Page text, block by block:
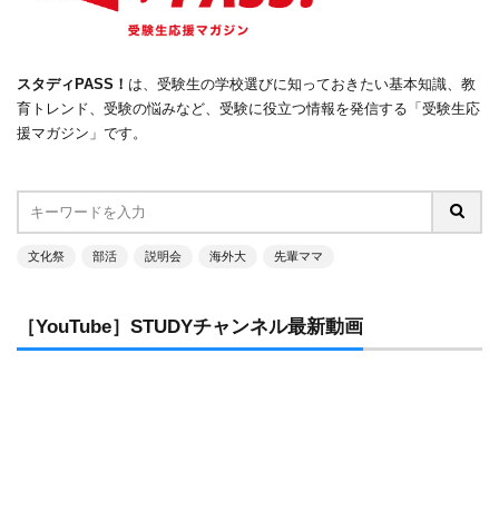
スタディPASS！ は、受験生の学校選びに知っておきたい基本知識、教
育トレンド、受験の悩みなど、受験に役立つ情報を発信する「受験生応
援マガジン」です。
文化祭 部活 説明会 海外大 先輩ママ
［YouTube］STUDYチャンネル最新動画